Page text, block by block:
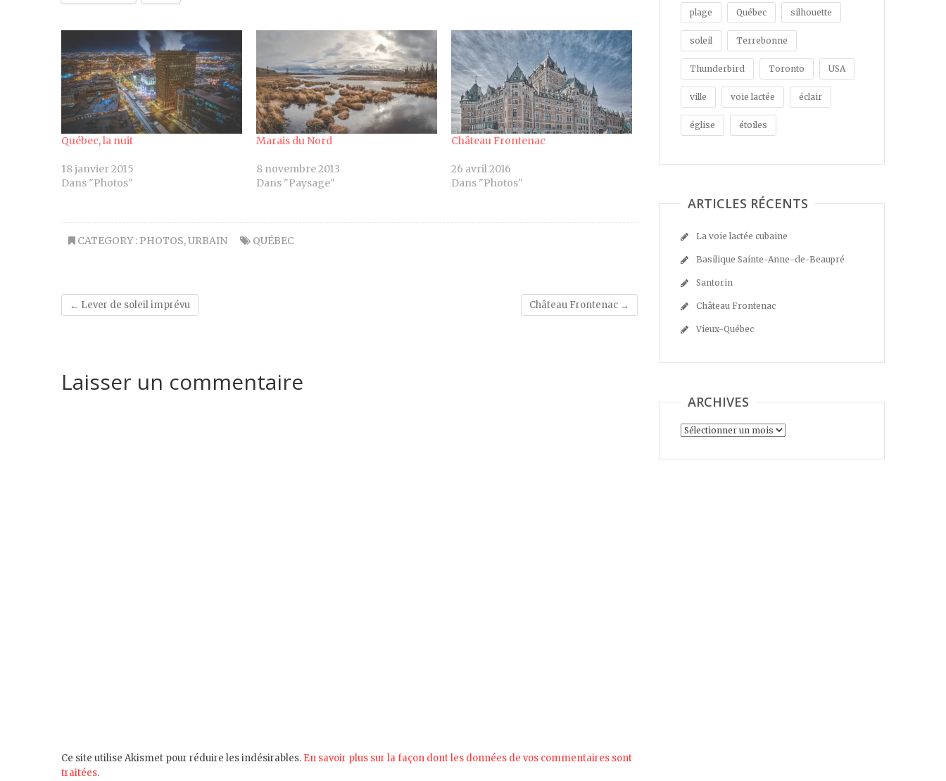
Québec, la nuit
18 janvier 2015
Dans "Photos"
Marais du Nord
8 novembre 2013
Dans "Paysage"
Château Frontenac
26 avril 2016
Dans "Photos"
CATEGORY : PHOTOS,URBAIN QUÉBEC
← Lever de soleil imprévu Château Frontenac →
Laisser un commentaire
Ce site utilise Akismet pour réduire les indésirables. En savoir plus sur la façon dont les données de vos commentaires sont
traitées.
plage Québec silhouette
soleil Terrebonne
Thunderbird Toronto USA
ville voie lactée éclair
église étoiles
ARTICLES RÉCENTS
La voie lactée cubaine
Basilique Sainte-Anne-de-Beaupré
Santorin
Château Frontenac
Vieux-Québec
ARCHIVES
Archives